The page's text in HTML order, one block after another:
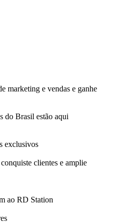
marketing e vendas e ganhe
do Brasil estão aqui
exclusivos
clientes e amplie
ao RD Station